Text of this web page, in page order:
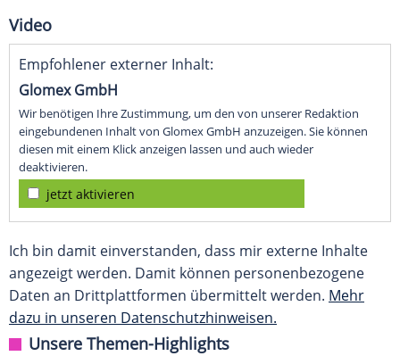
Video
Empfohlener externer Inhalt:
Glomex GmbH
Wir benötigen Ihre Zustimmung, um den von unserer Redaktion
eingebundenen Inhalt von Glomex GmbH anzuzeigen. Sie können
diesen mit einem Klick anzeigen lassen und auch wieder
deaktivieren.
jetzt aktivieren
Ich bin damit einverstanden, dass mir externe Inhalte
angezeigt werden. Damit können personenbezogene
Daten an Drittplattformen übermittelt werden. Mehr
dazu in unseren Datenschutzhinweisen.
Unsere Themen-Highlights